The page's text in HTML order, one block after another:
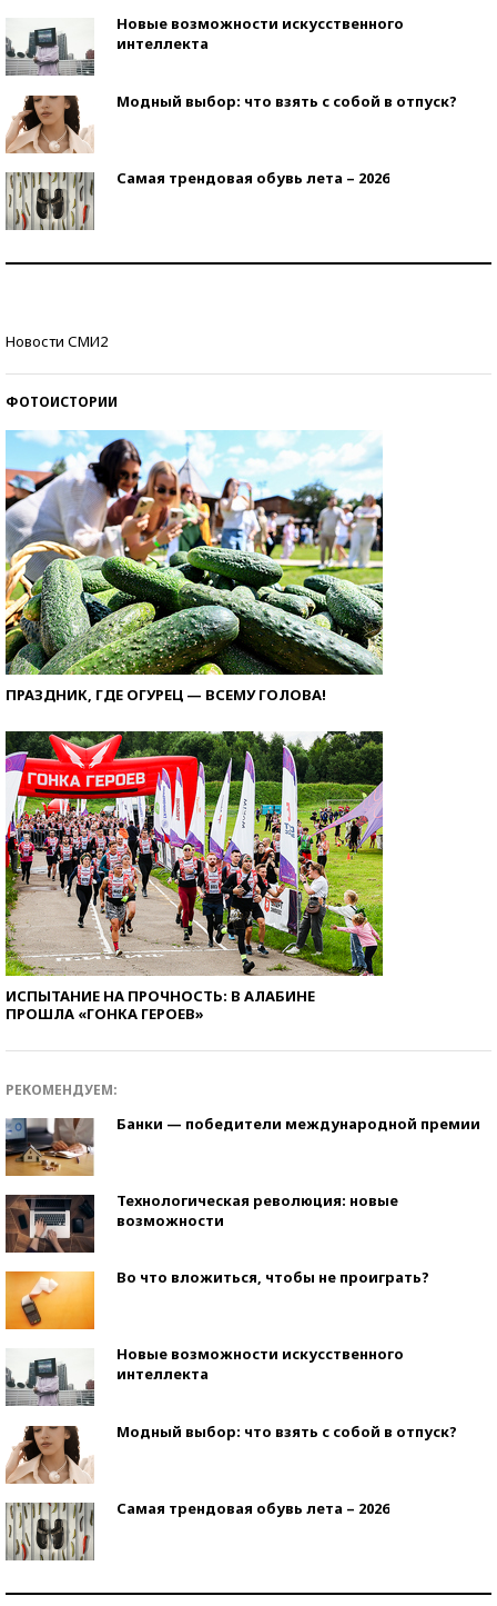
Новые возможности искусственного
интеллекта
Модный выбор: что взять с собой в отпуск?
Самая трендовая обувь лета – 2026
Новости СМИ2
ФОТОИСТОРИИ
ПРАЗДНИК, ГДЕ ОГУРЕЦ — ВСЕМУ ГОЛОВА!
ИСПЫТАНИЕ НА ПРОЧНОСТЬ: В АЛАБИНЕ
ПРОШЛА «ГОНКА ГЕРОЕВ»
РЕКОМЕНДУЕМ:
Банки — победители международной премии
Технологическая революция: новые
возможности
Во что вложиться, чтобы не проиграть?
Новые возможности искусственного
интеллекта
Модный выбор: что взять с собой в отпуск?
Самая трендовая обувь лета – 2026